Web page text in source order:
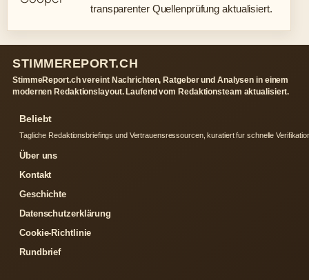
transparenter Quellenprüfung aktualisiert.
STIMMEREPORT.CH
StimmeReport.ch vereint Nachrichten, Ratgeber und Analysen in einem
modernen Redaktionslayout. Laufend vom Redaktionsteam aktualisiert.
Beliebt
Tagliche Redaktionsbriefings und Vertrauensressourcen, kuratiert fur schnelle
Über uns
Kontakt
Geschichte
Datenschutzerklärung
Cookie-Richtlinie
Rundbrief